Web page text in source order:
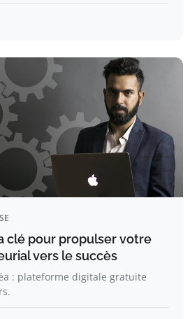
clé pour propulser votre
vers le succès
: plateforme digitale gratuite